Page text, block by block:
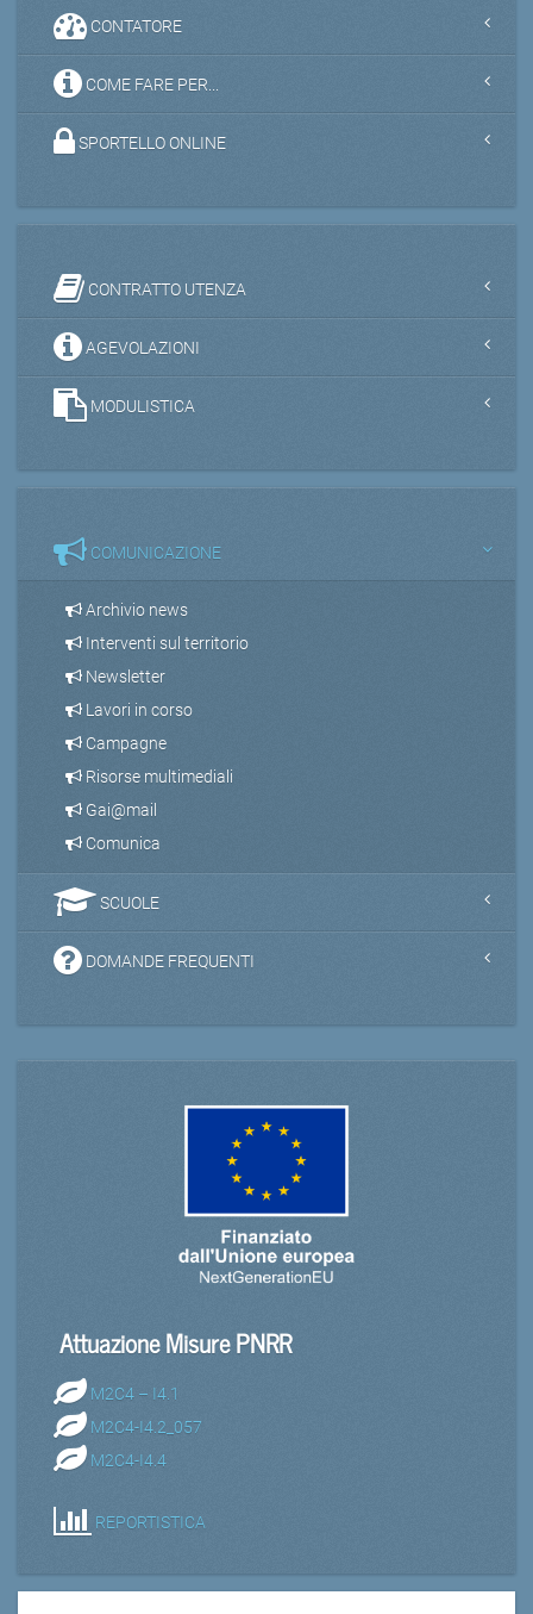
CONTATORE
COME FARE PER...
SPORTELLO ONLINE
CONTRATTO UTENZA
AGEVOLAZIONI
MODULISTICA
COMUNICAZIONE
Archivio news
Interventi sul territorio
Newsletter
Lavori in corso
Campagne
Risorse multimediali
Gai@mail
Comunica
SCUOLE
DOMANDE FREQUENTI
Attuazione Misure PNRR
M2C4 – I4.1
M2C4-I4.2_057
M2C4-I4.4
REPORTISTICA